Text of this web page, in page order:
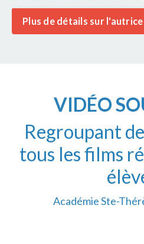
Plus de détails sur l'autrice
VIDÉO
Regroupant
tous les films
Académie Ste-